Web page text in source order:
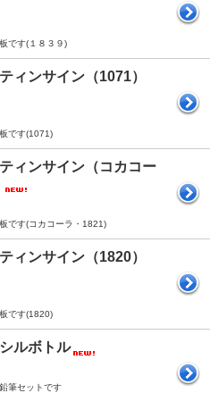
です(１８３９)
ィンサイン（1071）
です(1071)
ィンサイン（コカコー
です(コカコーラ・1821)
ィンサイン（1820）
です(1820)
ルボトル
筆セットです